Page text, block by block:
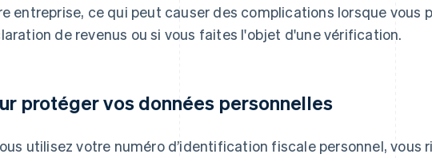
entreprise, ce qui peut causer des complications lorsque vous
de revenus ou si vous faites l'objet d'une vérification.
protéger vos données personnelles
utilisez votre numéro d’identification fiscale personnel, vous